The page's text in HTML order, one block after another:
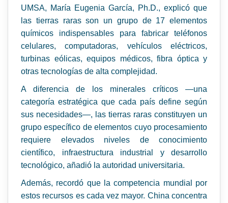
UMSA, María Eugenia García, Ph.D., explicó que
las tierras raras son un grupo de 17 elementos
químicos indispensables para fabricar teléfonos
celulares, computadoras, vehículos eléctricos,
turbinas eólicas, equipos médicos, fibra óptica y
otras tecnologías de alta complejidad.
A diferencia de los minerales críticos —una
categoría estratégica que cada país define según
sus necesidades—, las tierras raras constituyen un
grupo específico de elementos cuyo procesamiento
requiere elevados niveles de conocimiento
científico, infraestructura industrial y desarrollo
tecnológico, añadió la autoridad universitaria.
Además, recordó que la competencia mundial por
estos recursos es cada vez mayor. China concentra